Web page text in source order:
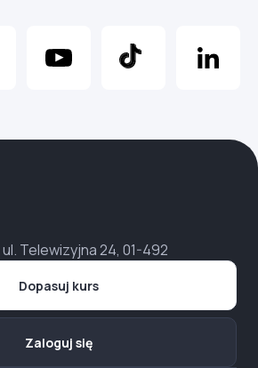
Telewizyjna 24, 01-492
Dopasuj kurs
Zaloguj się